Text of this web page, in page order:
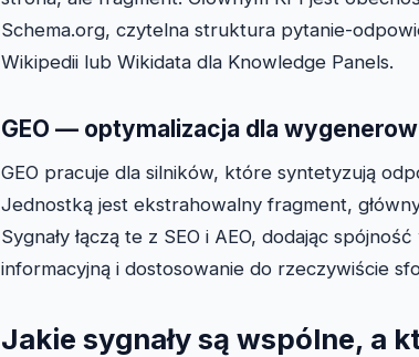
Schema.org, czytelna struktura pytanie-
Wikipedii lub Wikidata dla Knowledge Panels.
GEO — optymalizacja dla
GEO pracuje dla silników, które syntetyzują
Jednostką jest ekstrahowalny fragment,
Sygnały łączą te z SEO i AEO, dodając
informacyjną i dostosowanie do rzeczywiście
Jakie sygnały są wspólne, a